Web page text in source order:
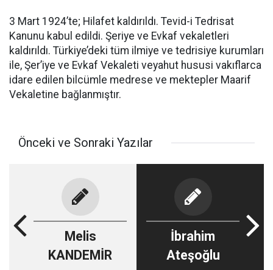
3 Mart 1924’te; Hilafet kaldırıldı. Tevid-i Tedrisat
Kanunu kabul edildi. Şeriye ve Evkaf vekaletleri
kaldırıldı. Türkiye’deki tüm ilmiye ve tedrisiye kurumları
ile, Şer’iye ve Evkaf Vekaleti veyahut hususi vakıflarca
idare edilen bilcümle medrese ve mektepler Maarif
Vekaletine bağlanmıştır.
Önceki ve Sonraki Yazılar
Melis
KANDEMİR
İbrahim
Ateşoğlu